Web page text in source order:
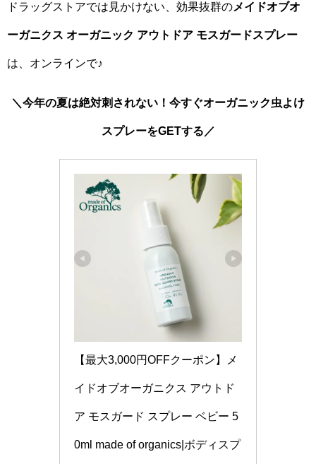
ドラッグストアでは見かけない、効果抜群のメイドオブオ
ーガニクス オーガニック アウトドア モスガードスプレー
は、オンラインで♪
＼今年の夏は絶対刺されない！今すぐオーガニック虫よけ
スプレーをGETする／
【最大3,000円OFFクーポン】メ
イドオブオーガニクス アウトド
ア モスガード スプレー ベビー 5
0ml made of organics|ボディスプ